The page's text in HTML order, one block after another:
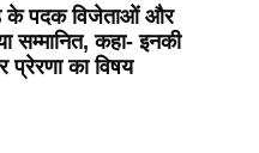
के पदक विजेताओं और
सम्मानित, कहा- इनकी
प्रेरणा का विषय